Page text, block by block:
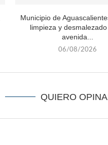
Municipio de
limpieza y
avenida...
06/08/2026
QUIERO